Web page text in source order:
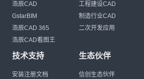
浩辰CAD
GstarBIM
浩辰CAD 365
浩辰CAD看图王
工程建设CAD
制造行业CAD
二次开发应用
技术支持
安装注册文档
生态伙伴
信创生态伙伴